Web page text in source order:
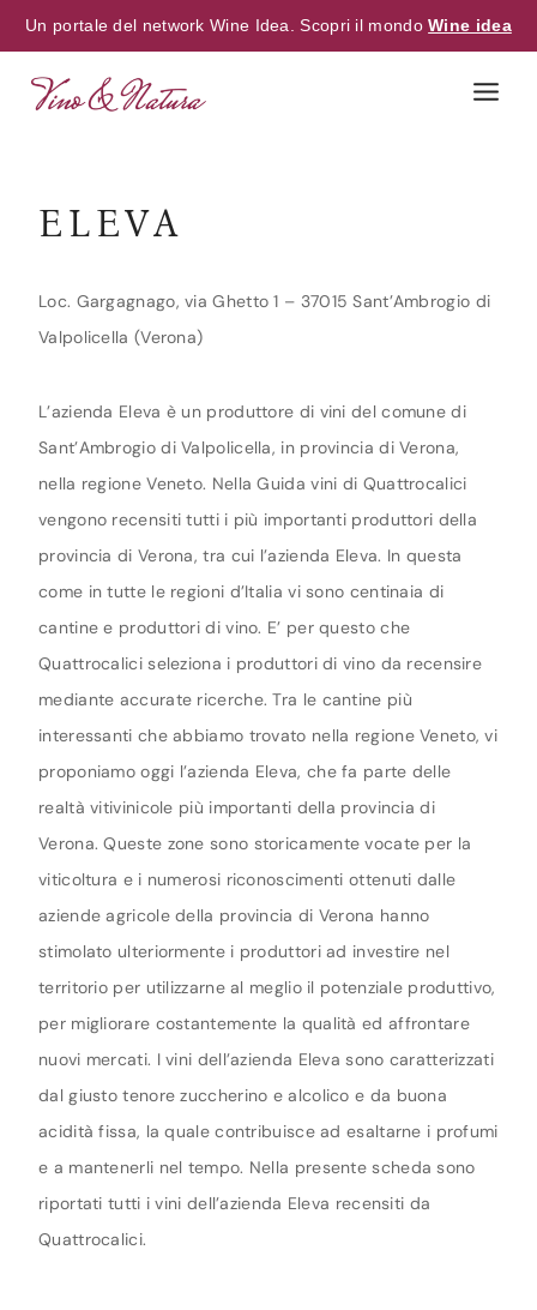
Un portale del network Wine Idea. Scopri il mondoWine idea
ELEVA
Loc. Gargagnago, via Ghetto 1 – 37015 Sant’Ambrogio di
Valpolicella (Verona)
L’azienda Eleva è un produttore di vini del comune di
Sant’Ambrogio di Valpolicella, in provincia di Verona,
nella regione Veneto. Nella Guida vini di Quattrocalici
vengono recensiti tutti i più importanti produttori della
provincia di Verona, tra cui l’azienda Eleva. In questa
come in tutte le regioni d’Italia vi sono centinaia di
cantine e produttori di vino. E’ per questo che
Quattrocalici seleziona i produttori di vino da recensire
mediante accurate ricerche. Tra le cantine più
interessanti che abbiamo trovato nella regione Veneto, vi
proponiamo oggi l’azienda Eleva, che fa parte delle
realtà vitivinicole più importanti della provincia di
Verona. Queste zone sono storicamente vocate per la
viticoltura e i numerosi riconoscimenti ottenuti dalle
aziende agricole della provincia di Verona hanno
stimolato ulteriormente i produttori ad investire nel
territorio per utilizzarne al meglio il potenziale produttivo,
per migliorare costantemente la qualità ed affrontare
nuovi mercati. I vini dell’azienda Eleva sono caratterizzati
dal giusto tenore zuccherino e alcolico e da buona
acidità fissa, la quale contribuisce ad esaltarne i profumi
e a mantenerli nel tempo. Nella presente scheda sono
riportati tutti i vini dell’azienda Eleva recensiti da
Quattrocalici.